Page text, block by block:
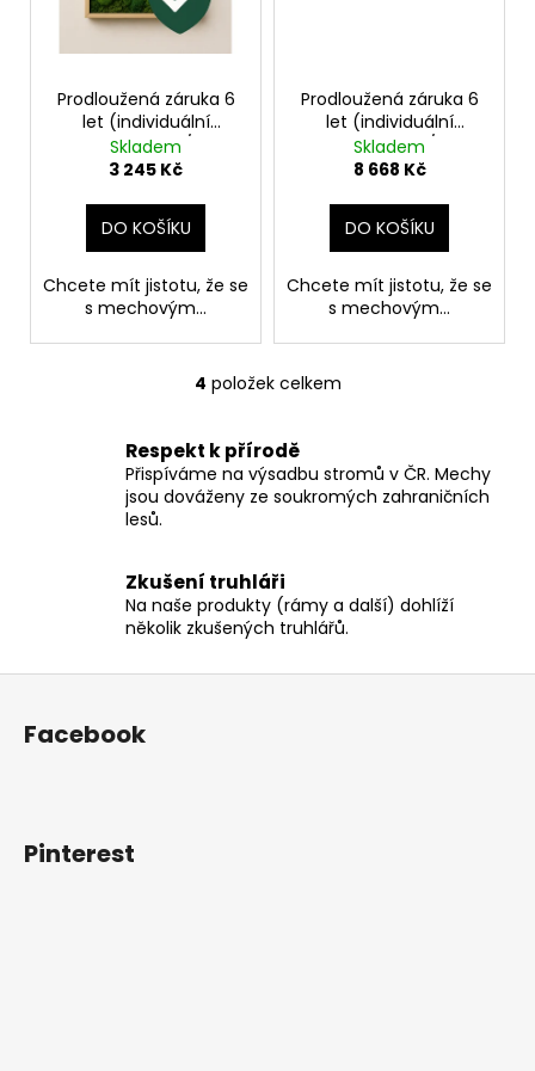
Prodloužená záruka 6
let (individuální
mechový obraz/stěna
do 2 m2)
Skladem
3 245 Kč
DO KOŠÍKU
Chcete mít jistotu, že se
s mechovým...
Prodloužená záruka 6
let (individuální
mechový obraz/stěna
nad 2,1 m2)
Skladem
8 668 Kč
DO KOŠÍKU
Chcete mít jistotu, že se
s mechovým...
O
l
á
d
í
p
r
k
4 položek celkem
Respekt k přírodě
Přispíváme na výsadbu stromů v ČR. Mechy
jsou dováženy ze soukromých zahraničních
lesů.
Zkušení truhláři
Na naše produkty (rámy a další) dohlíží
několik zkušených truhlářů.
Facebook
Pinterest